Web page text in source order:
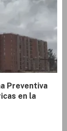
Preventiva
en la